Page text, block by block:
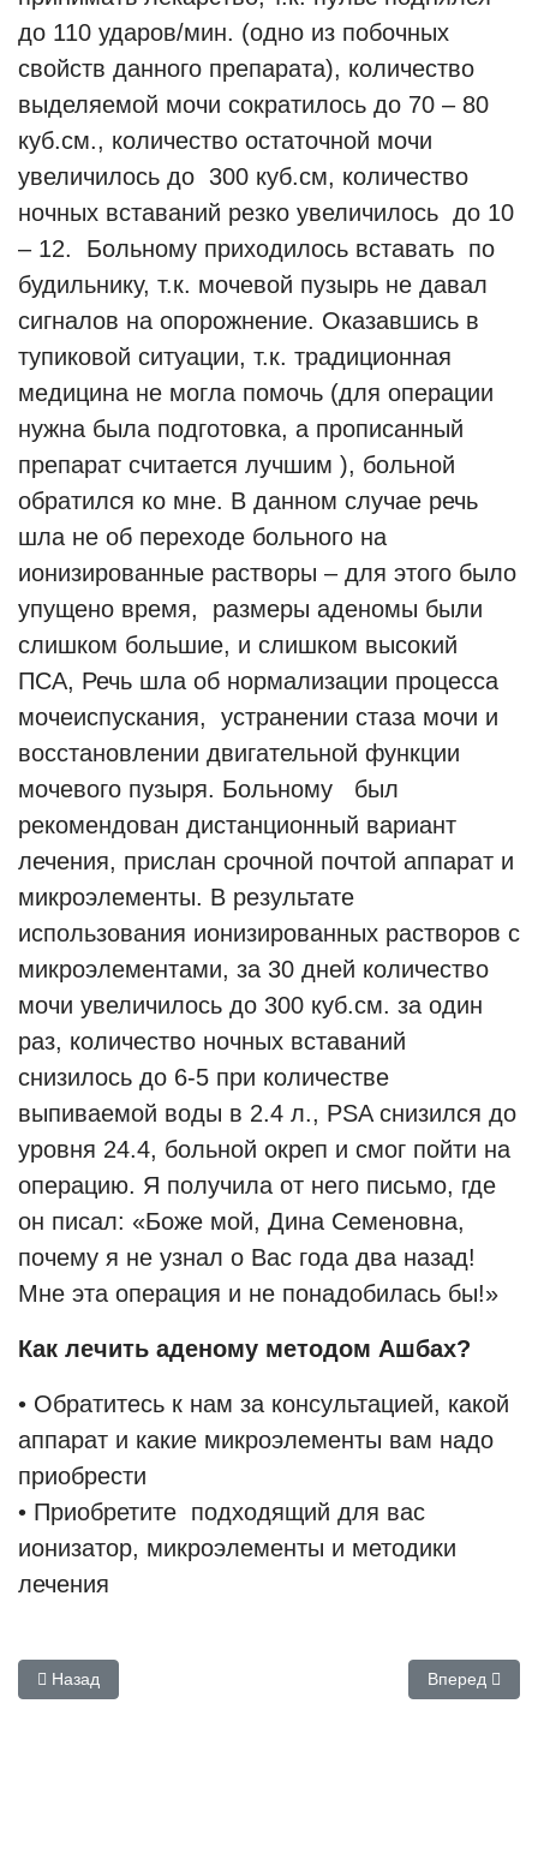
до 110 ударов/мин. (одно из побочных
свойств данного препарата), количество
выделяемой мочи сократилось до 70 – 80
куб.см., количество остаточной мочи
увеличилось до 300 куб.см, количество
ночных вставаний резко увеличилось до 10
– 12. Больному приходилось вставать по
будильнику, т.к. мочевой пузырь не давал
сигналов на опорожнение. Оказавшись в
тупиковой ситуации, т.к. традиционная
медицина не могла помочь (для операции
нужна была подготовка, а прописанный
препарат считается лучшим ), больной
обратился ко мне. В данном случае речь
шла не об переходе больного на
ионизированные растворы – для этого было
упущено время, размеры аденомы были
слишком большие, и слишком высокий
ПСА, Речь шла об нормализации процесса
мочеиспускания, устранении стаза мочи и
восстановлении двигательной функции
мочевого пузыря. Больному был
рекомендован дистанционный вариант
лечения, прислан срочной почтой аппарат и
микроэлементы. В результате
использования ионизированных растворов с
микроэлементами, за 30 дней количество
мочи увеличилось до 300 куб.см. за один
раз, количество ночных вставаний
снизилось до 6-5 при количестве
выпиваемой воды в 2.4 л., PSA снизился до
уровня 24.4, больной окреп и смог пойти на
операцию. Я получила от него письмо, где
он писал: «Боже мой, Дина Семеновна,
почему я не узнал о Вас года два назад!
Мне эта операция и не понадобилась бы!»
Как лечить аденому методом Ашбах?
• Обратитесь к нам за консультацией, какой
аппарат и какие микроэлементы вам надо
приобрести
• Приобретите подходящий для вас
ионизатор, микроэлементы и методики
лечения
Предыдущий: Лечение аденомы предстательной железы
Назад Следующий:
Вперед